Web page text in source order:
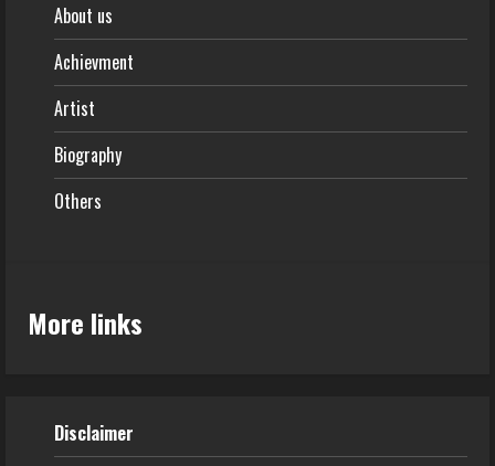
About us
Achievment
Artist
Biography
Others
More links
Disclaimer